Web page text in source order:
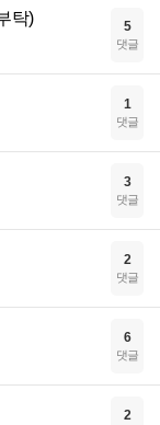
탁) 5
댓글
1
댓글
3
댓글
2
댓글
6
댓글
2